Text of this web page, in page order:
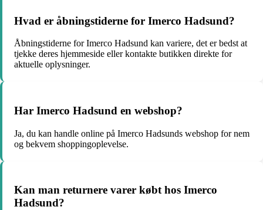
Hvad er åbningstiderne for Imerco Hadsund?
Åbningstiderne for Imerco Hadsund kan variere, det er bedst at
tjekke deres hjemmeside eller kontakte butikken direkte for
aktuelle oplysninger.
Har Imerco Hadsund en webshop?
Ja, du kan handle online på Imerco Hadsunds webshop for nem
og bekvem shoppingoplevelse.
Kan man returnere varer købt hos Imerco
Hadsund?